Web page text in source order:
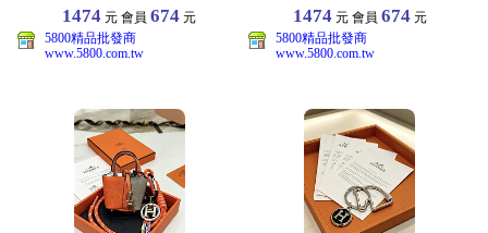
1474 元 會員674 元
5800精品批發商
www.5800.com.tw
1474元 會員 674元
5800精品批發商
www.5800.com.tw